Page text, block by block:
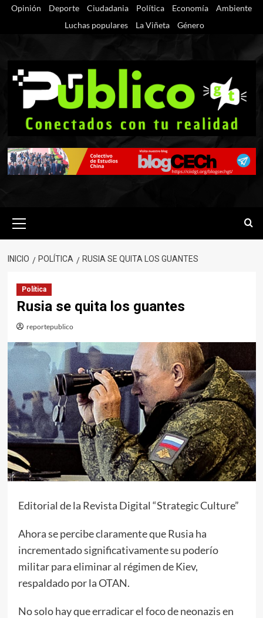
SaltarOpinión Deporte Ciudadania Política Economía
Ambiente
Luchas populares
La Viñeta Género
primario
INICIO POLÍTICA RUSIA SE QUITA LOS GUANTES
Política
Rusia se quita los guantes
reportepublico
Editorial de la Revista Digital “Strategic Culture”
Ahora se percibe claramente que Rusia ha
incrementado significativamente su poderío
militar para eliminar al régimen de Kiev,
respaldado por la OTAN.
No solo hay que erradicar el foco de neonazis en